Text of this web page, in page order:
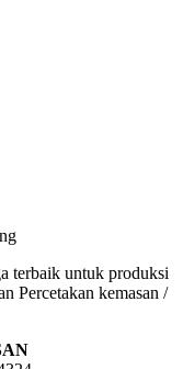
terbaik untuk produksi
Percetakan kemasan /